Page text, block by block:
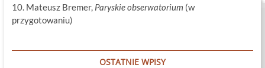
10. Mateusz Bremer, Paryskie obserwatorium (w
przygotowaniu)
OSTATNIE WPISY